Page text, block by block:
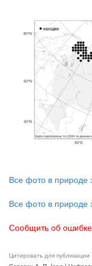
Все фото в природе
Все фото в природе
Сообщить об ошибке
Цитировать для публикации